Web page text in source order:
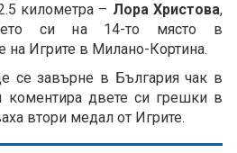
километра – Лора Христова,
си на 14-то място в
на Игрите в Милано-Кортина.
се завърне в България чак в
коментира двете си грешки в
втори медал от Игрите.